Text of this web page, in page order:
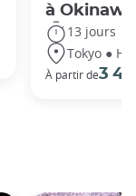
à Okinawa
13 jours
Tokyo ●
À partir de3